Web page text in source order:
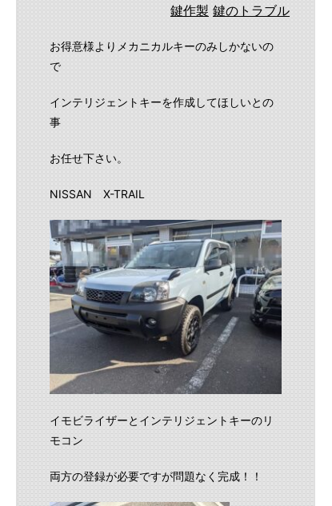
鍵作製 鍵のトラブル
お得意様よりメカニカルキーのみしかないの
で
インテリジェントキーを作成してほしいとの
事
お任せ下さい。
NISSAN X-TRAIL
イモビライザーとインテリジェントキーのリ
モコン
両方の登録が必要ですが問題なく完成！！